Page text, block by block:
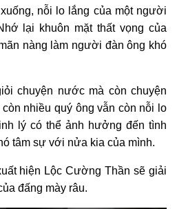
nỗi lo lắng của một người
lại khuôn mặt thất vọng của
nàng làm người đàn ông khó
chuyện nước mà còn chuyện
nhiều quý ông vẫn còn nỗi lo
lý có thể ảnh hưởng đến tình
tâm sự với nửa kia của mình.
hiện Lộc Cường Thần sẽ giải
đấng mày râu.